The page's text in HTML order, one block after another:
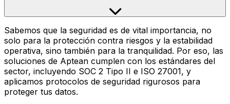
Sabemos que la seguridad es de vital importancia, no
solo para la protección contra riesgos y la estabilidad
operativa, sino también para la tranquilidad. Por eso, las
soluciones de Aptean cumplen con los estándares del
sector, incluyendo SOC 2 Tipo II e ISO 27001, y
aplicamos protocolos de seguridad rigurosos para
proteger tus datos.